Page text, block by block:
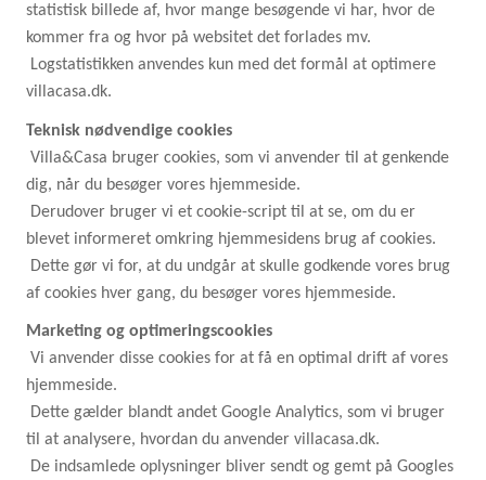
statistisk billede af, hvor mange besøgende vi har, hvor de
kommer fra og hvor på websitet det forlades mv.
Logstatistikken anvendes kun med det formål at optimere
villacasa.dk.
Teknisk nødvendige cookies
Villa&Casa bruger cookies, som vi anvender til at genkende
dig, når du besøger vores hjemmeside.
Derudover bruger vi et cookie-script til at se, om du er
blevet informeret omkring hjemmesidens brug af cookies.
Dette gør vi for, at du undgår at skulle godkende vores brug
af cookies hver gang, du besøger vores hjemmeside.
Marketing og optimeringscookies
Vi anvender disse cookies for at få en optimal drift af vores
hjemmeside.
Dette gælder blandt andet Google Analytics, som vi bruger
til at analysere, hvordan du anvender villacasa.dk.
De indsamlede oplysninger bliver sendt og gemt på Googles